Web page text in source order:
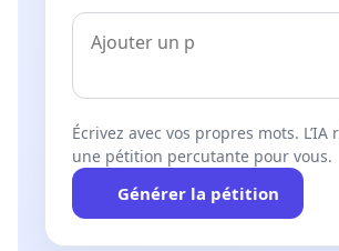
Écrivez avec vos propres mots. L’IA
une pétition percutante pour vous.
Générer la pétition